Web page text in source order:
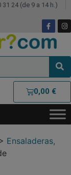
31 24 (de 9 a 14 h.)
0,00 €
Ensaladeras,